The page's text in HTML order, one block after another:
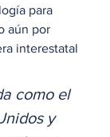
para
aún por
interestatal
como el
y